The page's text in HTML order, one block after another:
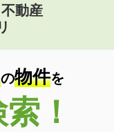
動産
の物件を
！